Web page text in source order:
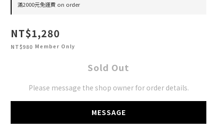
滿2000元免運費 on order
NT$1,280
NT$980 Member Only
Sold Out
Please message the shop owner for order details.
MESSAGE